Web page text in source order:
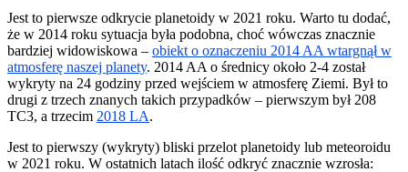
Jest to pierwsze odkrycie planetoidy w 2021 roku. Warto tu dodać,
że w 2014 roku sytuacja była podobna, choć wówczas znacznie
bardziej widowiskowa – obiekt o oznaczeniu 2014 AA wtargnął w
atmosferę naszej planety. 2014 AA o średnicy około 2-4 został
wykryty na 24 godziny przed wejściem w atmosferę Ziemi. Był to
drugi z trzech znanych takich przypadków – pierwszym był 208
TC3, a trzecim 2018 LA.
Jest to pierwszy (wykryty) bliski przelot planetoidy lub meteoroidu
w 2021 roku. W ostatnich latach ilość odkryć znacznie wzrosła: